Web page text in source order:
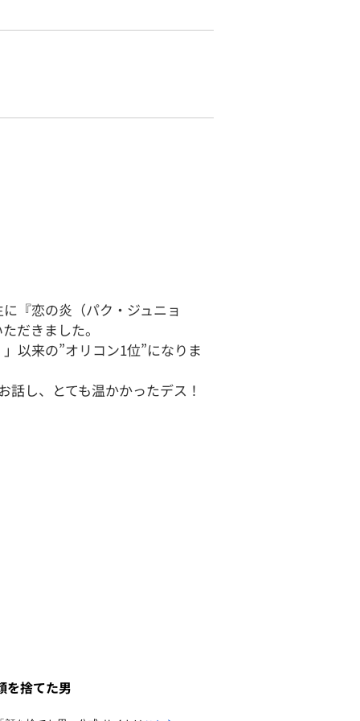
『恋の炎（パク・ジュニョ
だきました。
以来の”オリコン1位”になりま
し、とても温かかったデス！
を捨てた男